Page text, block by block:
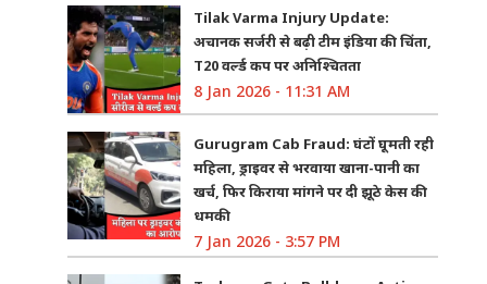
Tilak Varma Injury Update:
अचानक सर्जरी से बढ़ी टीम इंडिया की चिंता,
T20 वर्ल्ड कप पर अनिश्चितता
8 Jan 2026 - 11:31 AM
Gurugram Cab Fraud: घंटों घूमती रही
महिला, ड्राइवर से भरवाया खाना-पानी का
खर्च, फिर किराया मांगने पर दी झूठे केस की
धमकी
7 Jan 2026 - 3:57 PM